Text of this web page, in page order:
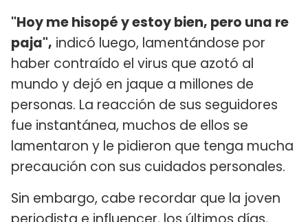
"Hoy me hisopé y estoy bien, pero una re
paja", indicó luego, lamentándose por
haber contraído el virus que azotó al
mundo y dejó en jaque a millones de
personas. La reacción de sus seguidores
fue instantánea, muchos de ellos se
lamentaron y le pidieron que tenga mucha
precaución con sus cuidados personales.
Sin embargo, cabe recordar que la joven